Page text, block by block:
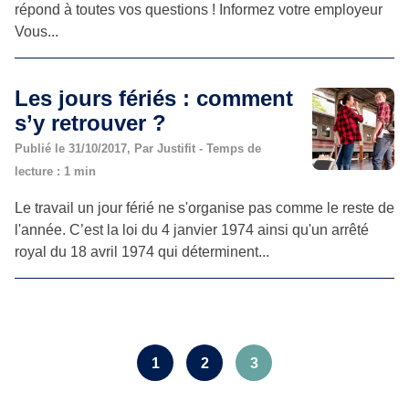
répond à toutes vos questions ! Informez votre employeur
Vous...
Les jours fériés : comment
s’y retrouver ?
Publié le 31/10/2017, Par Justifit - Temps de
lecture : 1 min
Le travail un jour férié ne s'organise pas comme le reste de
l'année. C’est la loi du 4 janvier 1974 ainsi qu'un arrêté
royal du 18 avril 1974 qui déterminent...
1 2 3